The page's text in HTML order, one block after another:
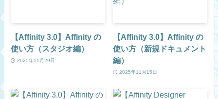
【Affinity 3.0】Affinity の
使い方（スタジオ編）
2025年11月29日
【Affinity 3.0】Affinity の
使い方（新規ドキュメント
編）
2025年11月15日